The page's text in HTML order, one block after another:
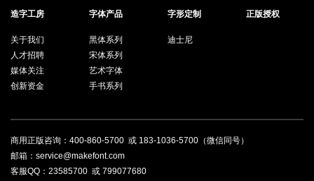
造字工房
关于我们
人才招聘
媒体关注
创新资金
字体产品
黑体系列
宋体系列
艺术字体
手书系列
字形定制
迪士尼
正版授权
商用正版咨询： 400-860-5700 或 183-1036-5700 （微信同号）
邮箱：service@makefont.com
客服QQ： 23585700 或 799077680